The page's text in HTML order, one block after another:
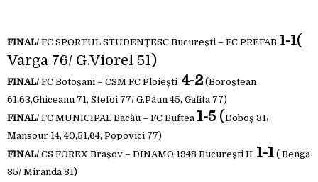
FINAL/ FC SPORTUL STUDENȚESC București – FC PREFAB 1-1(
Varga 76/ G.Viorel 51)
FINAL/ FC Botoșani – CSM FC Ploiești 4-2 (Boroștean
61,63,Ghiceanu 71, Stefoi 77/ G.Păun 45, Gafita 77)
FINAL/ FC MUNICIPAL Bacău – FC Buftea 1-5 (Doboș 31/
Mansour 14, 40,51,64, Popovici 77)
FINAL/ CS FOREX Brașov – DINAMO 1948 București II 1-1 ( Benga
35/ Miranda 81)